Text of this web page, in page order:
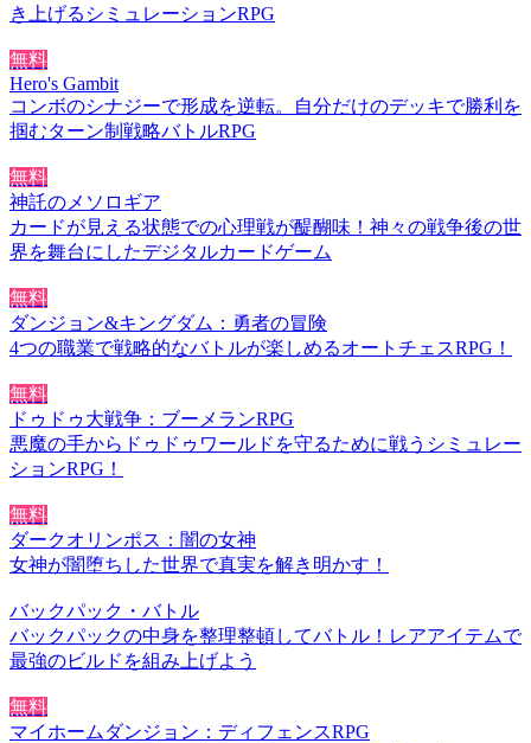
き上げるシミュレーションRPG
無料
Hero's Gambit
コンボのシナジーで形成を逆転。自分だけのデッキで勝利を
掴むターン制戦略バトルRPG
無料
神託のメソロギア
カードが見える状態での心理戦が醍醐味！神々の戦争後の世
界を舞台にしたデジタルカードゲーム
無料
ダンジョン&キングダム：勇者の冒険
4つの職業で戦略的なバトルが楽しめるオートチェスRPG！
無料
ドゥドゥ大戦争：ブーメランRPG
悪魔の手からドゥドゥワールドを守るために戦うシミュレー
ションRPG！
無料
ダークオリンポス：闇の女神
女神が闇堕ちした世界で真実を解き明かす！
バックパック・バトル
バックパックの中身を整理整頓してバトル！レアアイテムで
最強のビルドを組み上げよう
無料
マイホームダンジョン：ディフェンスRPG